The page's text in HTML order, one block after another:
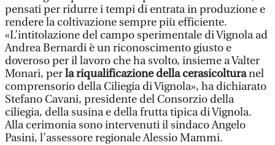
pensati per ridurre i tempi di entrata in produzione e
rendere la coltivazione sempre più efficiente.
«L’intitolazione del campo sperimentale di Vignola ad
Andrea Bernardi è un riconoscimento giusto e
doveroso per il lavoro che ha svolto, insieme a Valter
Monari, perla riqualificazione della cerasicolturanel
comprensorio della Ciliegia di Vignola», ha dichiarato
Stefano Cavani, presidente del Consorzio della
ciliegia, della susina e della frutta tipica di Vignola.
Alla cerimonia sono intervenuti il sindaco Angelo
Pasini, l’assessore regionale Alessio Mammi.